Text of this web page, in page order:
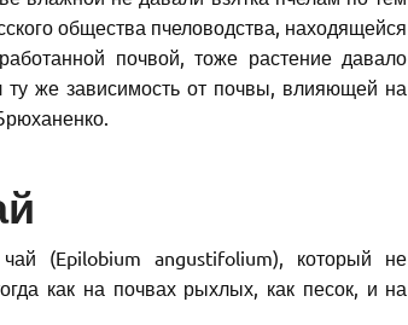
общества пчеловодства, находящейся
почвой, тоже растение давало
ту же зависимость от почвы, влияющей на
(Epilobium angustifolium), который не
как на почвах рыхлых, как песок, и на